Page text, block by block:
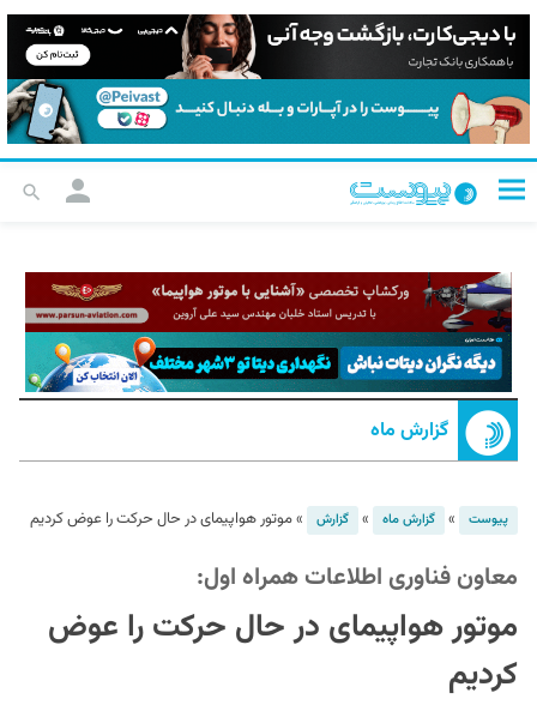
گزارش ماه
پیوست » گزارش ماه » گزارش »موتور هواپیمای در حال حرکت را عوض کردیم
معاون فناوری اطلاعات همراه اول:
موتور هواپیمای در حال حرکت را عوض
کردیم